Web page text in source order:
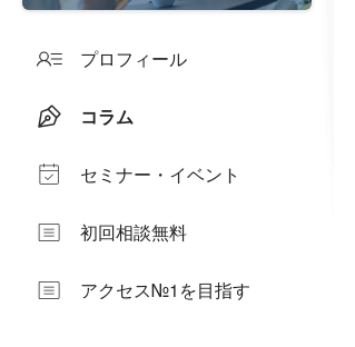
プロフィール
コラム
セミナー・イベント
初回相談無料
アクセス№1を目指す